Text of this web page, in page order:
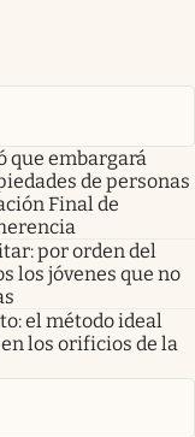
que embargará
de personas
Final de
por orden del
los jóvenes que no
el método ideal
los orificios de la